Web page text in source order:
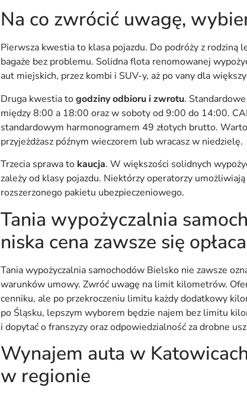
Na co zwrócić uwagę,
Pierwsza kwestia to klasa pojazdu. Do podróży z
bagaże bez problemu. Solidna flota renomowanej
aut miejskich, przez kombi i SUV-y, aż po vany dla
Druga kwestia togodziny odbioru i zwrotu.
między 8:00 a 18:00 oraz w soboty od 9:00 do 14:00.
standardowym harmonogramem 49 złotych brutto.
przyjeżdżasz późnym wieczorem lub wracasz w niedzielę.
Trzecia sprawa to kaucja. W większości solidnych
zależy od klasy pojazdu. Niektórzy operatorzy
rozszerzonego pakietu ubezpieczeniowego.
Tania wypożyczalnia
niska cena zawsze się opłaca
Tania wypożyczalnia samochodów Bielsko nie zawsze
warunków umowy. Zwróć uwagę na limit kilometrów.
cenniku, ale po przekroczeniu limitu każdy dodatkowy
po Śląsku, lepszym wyborem będzie najem bez limitu
i dopytać o franszyzy oraz odpowiedzialność za drobne
Wynajem auta w
w regionie